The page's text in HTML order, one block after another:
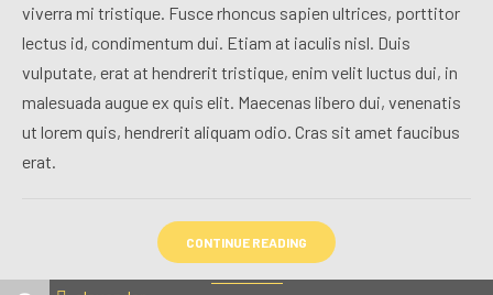
viverra mi tristique. Fusce rhoncus sapien ultrices, porttitor
lectus id, condimentum dui. Etiam at iaculis nisl. Duis
vulputate, erat at hendrerit tristique, enim velit luctus dui, in
malesuada augue ex quis elit. Maecenas libero dui, venenatis
ut lorem quis, hendrerit aliquam odio. Cras sit amet faucibus
erat.
CONTINUE READING